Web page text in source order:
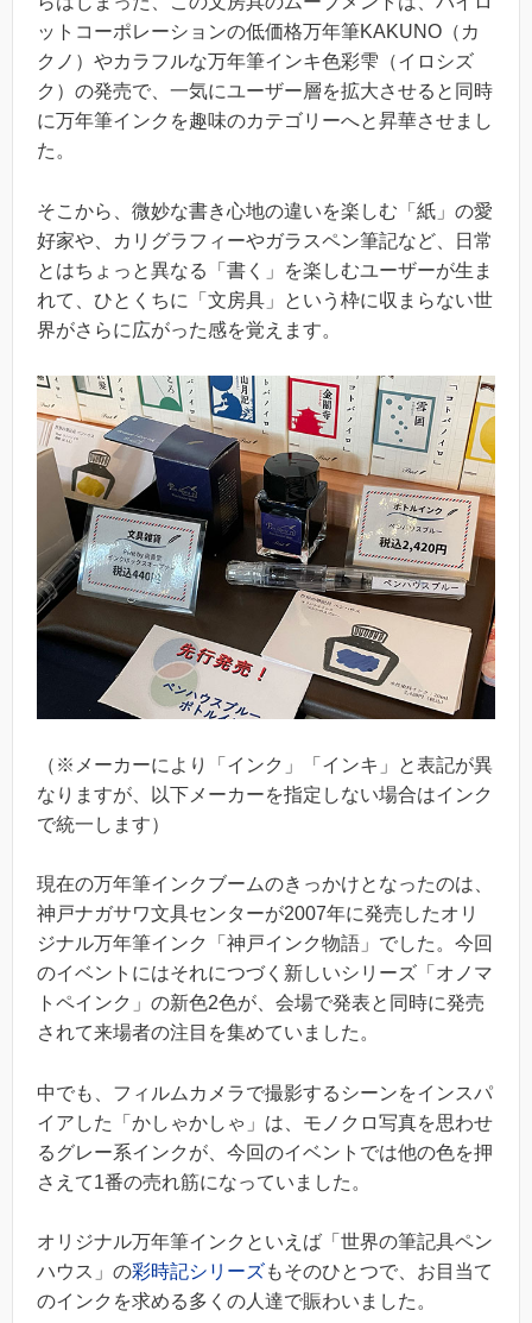
ットコーポレーションの低価格万年筆KAKUNO（カ
クノ）やカラフルな万年筆インキ色彩雫（イロシズ
ク）の発売で、一気にユーザー層を拡大させると同時
に万年筆インクを趣味のカテゴリーへと昇華させまし
た。
そこから、微妙な書き心地の違いを楽しむ「紙」の愛
好家や、カリグラフィーやガラスペン筆記など、日常
とはちょっと異なる「書く」を楽しむユーザーが生ま
れて、ひとくちに「文房具」という枠に収まらない世
界がさらに広がった感を覚えます。
（※メーカーにより「インク」「インキ」と表記が異
なりますが、以下メーカーを指定しない場合はインク
で統一します）
現在の万年筆インクブームのきっかけとなったのは、
神戸ナガサワ文具センターが2007年に発売したオリ
ジナル万年筆インク「神戸インク物語」でした。今回
のイベントにはそれにつづく新しいシリーズ「オノマ
トペインク」の新色2色が、会場で発表と同時に発売
されて来場者の注目を集めていました。
中でも、フィルムカメラで撮影するシーンをインスパ
イアした「かしゃかしゃ」は、モノクロ写真を思わせ
るグレー系インクが、今回のイベントでは他の色を押
さえて1番の売れ筋になっていました。
オリジナル万年筆インクといえば「世界の筆記具ペン
ハウス」の彩時記シリーズもそのひとつで、お目当て
のインクを求める多くの人達で賑わいました。